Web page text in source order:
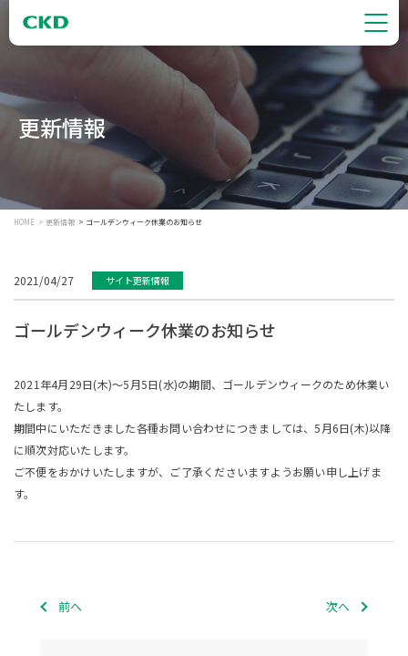
更新情報
HOME 更新情報 ゴールデンウィーク休業のお知らせ
2021/04/27 サイト更新情報
ゴールデンウィーク休業のお知らせ
2021年4月29日(木)～5月5日(水)の期間、ゴールデンウィークのため休業い
たします。
期間中にいただきました各種お問い合わせにつきましては、5月6日(木)以降
に順次対応いたします。
ご不便をおかけいたしますが、ご了承くださいますようお願い申し上げま
す。
前へ 次へ